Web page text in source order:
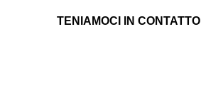
TENIAMOCI IN CONTATTO